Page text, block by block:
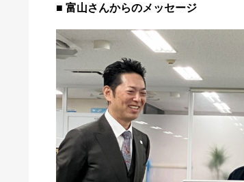
■ 富山さんからのメッセージ